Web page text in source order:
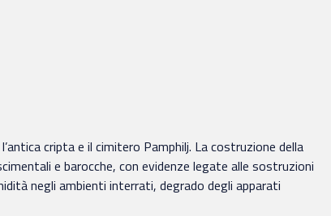
cripta e il cimitero Pamphilj. La costruzione della
e barocche, con evidenze legate alle sostruzioni
negli ambienti interrati, degrado degli apparati